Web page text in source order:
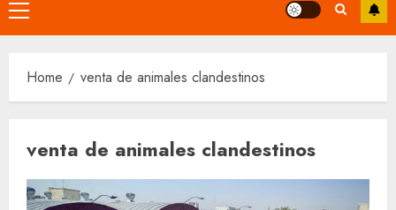
Primary
Menu
Home venta de animales clandestinos
venta de animales clandestinos